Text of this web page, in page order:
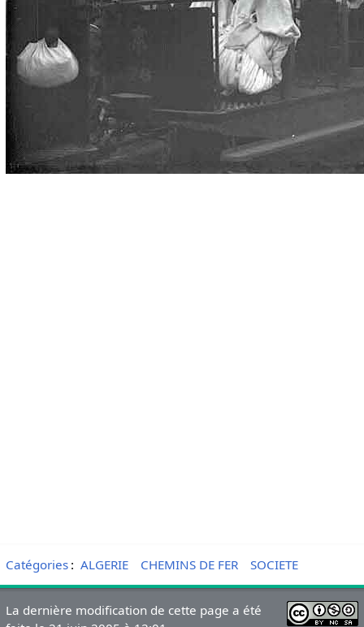
Catégories: ALGERIE CHEMINS DE FER SOCIETE
La dernière modification de cette page a été